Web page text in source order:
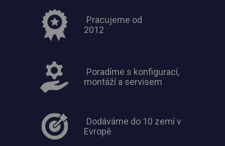
Pracujeme od
2012
Poradíme s konfigurací,
montáží a servisem
Dodáváme do 10 zemí v
Evropě